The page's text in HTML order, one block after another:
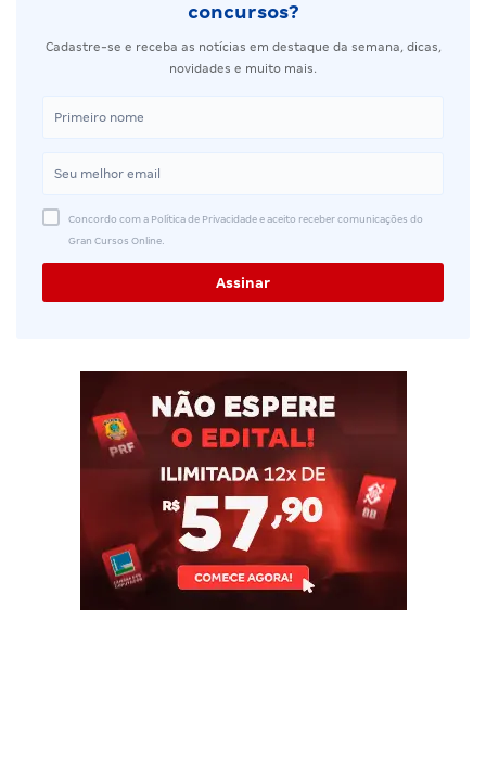
concursos?
Cadastre-se e receba as notícias em destaque da semana, dicas,
novidades e muito mais.
Concordo com a Política de Privacidade e aceito receber comunicações do
Gran Cursos Online.